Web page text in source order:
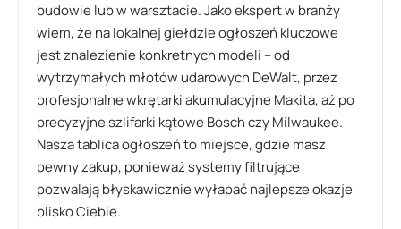
budowie lub w warsztacie. Jako ekspert w branży
wiem, że na lokalnej giełdzie ogłoszeń kluczowe
jest znalezienie konkretnych modeli – od
wytrzymałych młotów udarowych DeWalt, przez
profesjonalne wkrętarki akumulacyjne Makita, aż po
precyzyjne szlifarki kątowe Bosch czy Milwaukee.
Nasza tablica ogłoszeń to miejsce, gdzie masz
pewny zakup, ponieważ systemy filtrujące
pozwalają błyskawicznie wyłapać najlepsze okazje
blisko Ciebie.